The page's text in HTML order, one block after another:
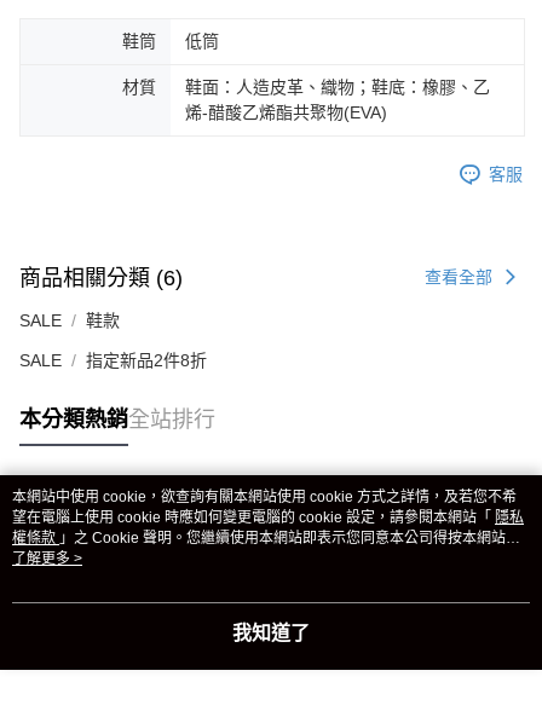
鞋筒 低筒
材質
鞋面：人造皮革、織物；鞋底：橡膠、乙
烯-醋酸乙烯酯共聚物(EVA)
客服
商品相關分類 (6) 查看全部
SALE 鞋款
SALE 指定新品2件8折
本分類熱銷全站排行
熱門標籤
本網站中使用 cookie，欲查詢有關本網站使用 cookie 方式之詳情，及若您不希
望在電腦上使用 cookie 時應如何變更電腦的 cookie 設定，請參閱本網站「 隱私
權條款 」之 Cookie 聲明。您繼續使用本網站即表示您同意本公司得按本網站使
用條款之 Cookie 聲明使用 cookie。
了解更多 >
我知道了